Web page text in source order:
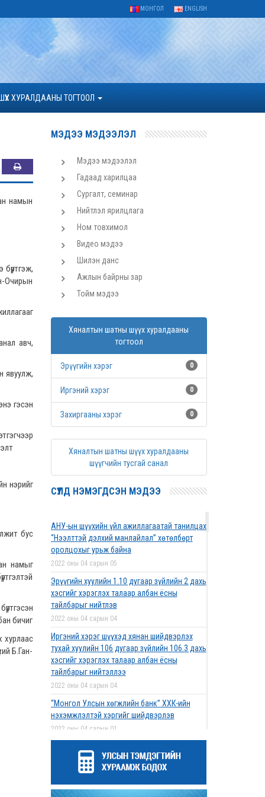
МОНГОЛ ENGLISH
ХУРАЛДААНЫ ТОГТООЛ
намын
бүртгэж,
Очирын
авч,
явуулж,
гэсэн
нэрийг
бус
намыг
бичиг
хурлаас
Б.Ган-
МЭДЭЭ МЭДЭЭЛЭЛ
Мэдээ мэдээлэл
Гадаад харилцаа
Сургалт, семинар
Нийтлэл ярилцлага
Ном товхимол
Видео мэдээ
Шилэн данс
Ажлын байрны зар
Тойм мэдээ
Хяналтын шатны шүүх хуралдааны
тогтоол
Эрүүгийн хэрэг 0
Иргэний хэрэг 0
Захиргааны хэрэг 0
Хяналтын шатны шүүх хуралдааны
шүүгчийн тусгай санал
СҮҮЛД НЭМЭГДСЭН МЭДЭЭ
АНУ-ын шүүхийн үйл ажиллагаатай танилцах
“Нээлттэй дэлхий манлайлал” хөтөлбөрт
оролцохыг урьж байна
2022 оны 04 сарын 05
Эрүүгийн хуулийн 1.10 дугаар зүйлийн 2 дахь
хэсгийг хэрэглэх талаар албан ёсны
тайлбарыг нийтлэв
2022 оны 04 сарын 04
Иргэний хэрэг шүүхэд хянан шийдвэрлэх
тухай хуулийн 106 дугаар зүйлийн 106.3 дахь
хэсгийг хэрэглэх талаар албан ёсны
тайлбарыг нийтэллээ
2022 оны 04 сарын 04
“Монгол Улсын хөгжлийн банк” ХХК-ийн
нэхэмжлэлтэй хэргийг шийдвэрлэв
2022 оны 04 сарын 01
2022 оны 03 сарын 31
Нээлттэй ажлын байрны зар